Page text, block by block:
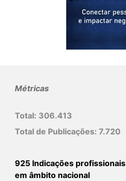
Métricas
Total: 306.413
Total de Publicações: 7.720
925 Indicações profissionais
em âmbito nacional